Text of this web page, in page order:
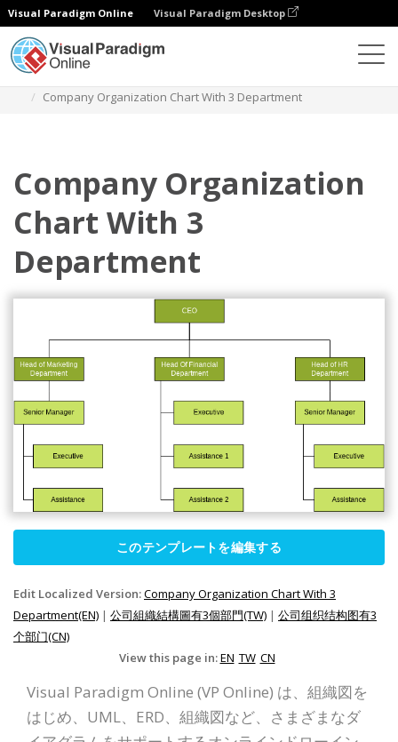
Visual Paradigm Online Visual Paradigm Desktop
Company Organization Chart With 3 Department
Company Organization
Chart With 3
Department
このテンプレートを編集する
Edit Localized Version:Company Organization Chart With 3
Department(EN) | 公司組織結構圖有3個部門(TW) | 公司组织结构图有3
个部门(CN)
View this page in:EN TW CN
Visual Paradigm Online (VP Online) は、組織図を
はじめ、UML、ERD、組織図など、さまざまなダ